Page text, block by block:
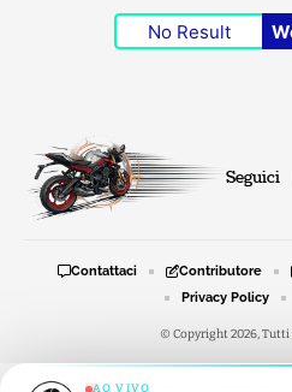
No Result
Seguici
© Copyright 2026,
Contattaci Contributore
Privacy Policy
AO VIVO